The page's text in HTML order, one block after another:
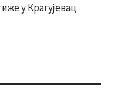
у Крагујевац